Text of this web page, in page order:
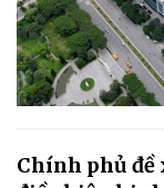
Chính phủ đề